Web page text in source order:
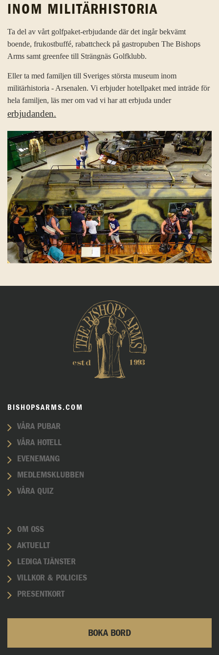
INOM MILITÄRHISTORIA
Ta del av vårt golfpaket-erbjudande där det ingår bekvämt
boende, frukostbuffé, rabattcheck på gastropuben The Bishops
Arms samt greenfee till Strängnäs Golfklubb.
Eller ta med familjen till Sveriges största museum inom
militärhistoria - Arsenalen. Vi erbjuder hotellpaket med inträde för
hela familjen, läs mer om vad vi har att erbjuda under
erbjudanden.
BISHOPSARMS.COM
VÅRA PUBAR
VÅRA HOTELL
EVENEMANG
MEDLEMSKLUBBEN
VÅRA QUIZ
OM OSS
AKTUELLT
LEDIGA TJÄNSTER
VILLKOR & POLICIES
PRESENTKORT
BOKA BORD